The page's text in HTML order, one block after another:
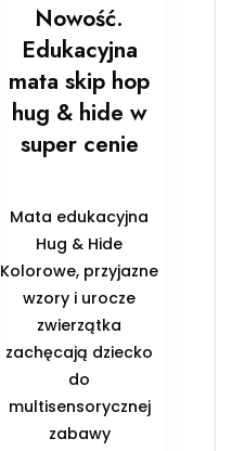
Nowość.
Edukacyjna
mata skip hop
hug & hide w
super cenie
Mata edukacyjna
Hug & Hide
Kolorowe, przyjazne
wzory i urocze
zwierzątka
zachęcają dziecko
do
multisensorycznej
zabawy